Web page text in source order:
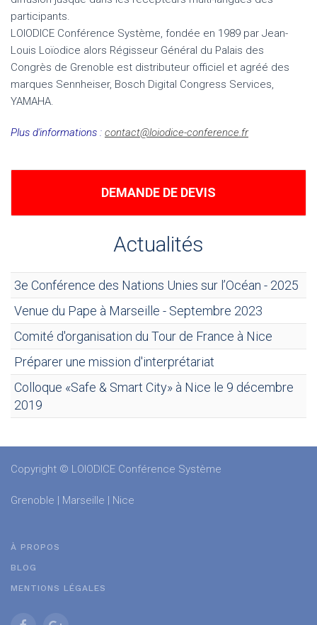
participants.
LOIODICE Conférence Système, fondée en 1989 par Jean-
Louis Loïodice alors Régisseur Général du Palais des
Congrès de Grenoble est distributeur officiel et agréé des
marques Sennheiser, Bosch Digital Congress Services,
YAMAHA.
Plus d'informations : contact@loiodice-conference.fr
DEMANDE DE DEVIS
Actualités
3e Conférence des Nations Unies sur l’Océan - 2025
Venue du Pape à Marseille - Septembre 2023
Comité d'organisation du Tour de France à Nice
Préparer une mission d'interprétariat
Colloque «Safe & Smart City» à Nice le 9 décembre
2019
Copyright © LOIODICE Conférence Système
Grenoble | Marseille | Nice
À PROPOS
BLOG
MENTIONS LÉGALES